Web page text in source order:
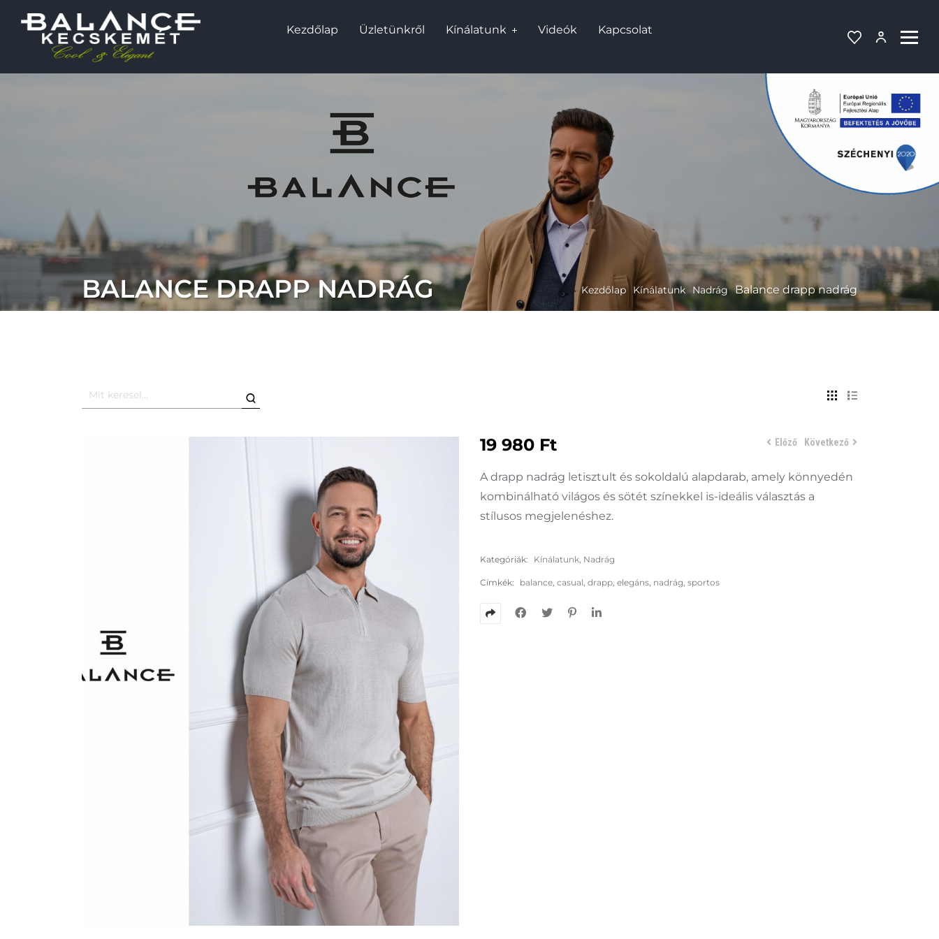
Kezdőlap Üzletünkről Kínálatunk Videók Kapcsolat
BALANCE DRAPP NADRÁG Kezdőlap Kínálatunk Nadrág Balance drapp nadrág
Előző Következő
19 980 Ft
A drapp nadrág letisztult és sokoldalú alapdarab, amely könnyedén
kombinálható világos és sötét színekkel is-ideális választás a
stílusos megjelenéshez.
Kategóriák: Kínálatunk, Nadrág
Címkék: balance, casual, drapp, elegáns, nadrág, sportos